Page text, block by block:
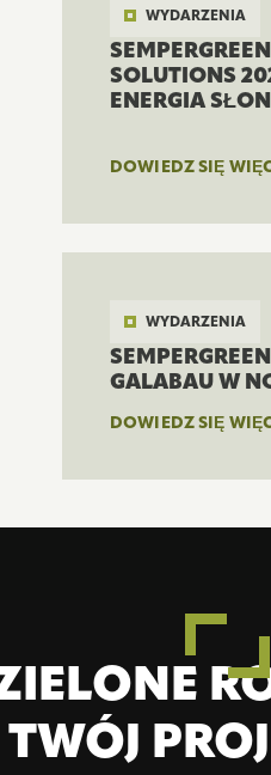
WYDARZENIA
SOLUTIONS
ENERGIA
DOWIEDZ SIĘ
WYDARZENIA
GALABAU W
DOWIEDZ SIĘ